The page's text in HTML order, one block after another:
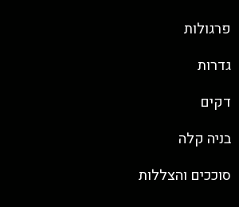
פרגולות
גדרות
דקים
בניה קלה
סוככים והצללות